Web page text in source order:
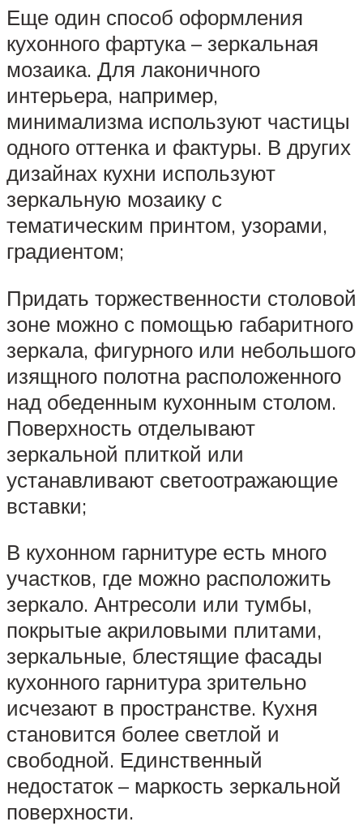
Еще один способ оформления
кухонного фартука – зеркальная
мозаика. Для лаконичного
интерьера, например,
минимализма используют частицы
одного оттенка и фактуры. В других
дизайнах кухни используют
зеркальную мозаику с
тематическим принтом, узорами,
градиентом;
Придать торжественности столовой
зоне можно с помощью габаритного
зеркала, фигурного или небольшого
изящного полотна расположенного
над обеденным кухонным столом.
Поверхность отделывают
зеркальной плиткой или
устанавливают светоотражающие
вставки;
В кухонном гарнитуре есть много
участков, где можно расположить
зеркало. Антресоли или тумбы,
покрытые акриловыми плитами,
зеркальные, блестящие фасады
кухонного гарнитура зрительно
исчезают в пространстве. Кухня
становится более светлой и
свободной. Единственный
недостаток – маркость зеркальной
поверхности.